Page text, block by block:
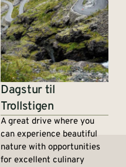
Dagstur til
Trollstigen
A great drive where you
can experience beautiful
nature with opportunities
for excellent culinary